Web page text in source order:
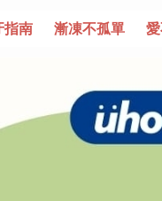
愛不沾黏 守護腺在